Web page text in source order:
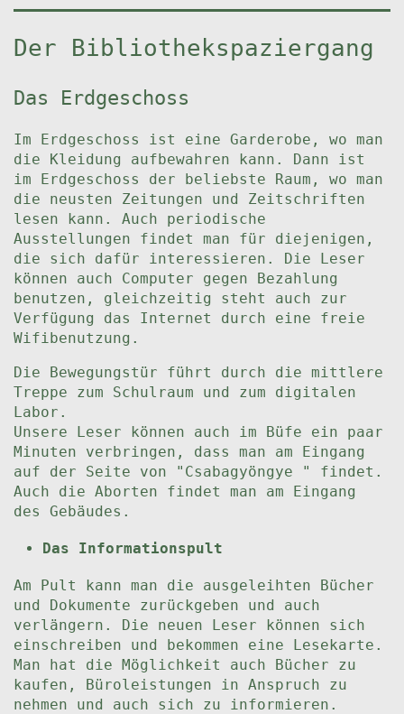
Der Bibliothekspaziergang
Das Erdgeschoss
Im Erdgeschoss ist eine Garderobe, wo man
die Kleidung aufbewahren kann. Dann ist
im Erdgeschoss der beliebste Raum, wo man
die neusten Zeitungen und Zeitschriften
lesen kann. Auch periodische
Ausstellungen findet man für diejenigen,
die sich dafür interessieren. Die Leser
können auch Computer gegen Bezahlung
benutzen, gleichzeitig steht auch zur
Verfügung das Internet durch eine freie
Wifibenutzung.
Die Bewegungstür führt durch die mittlere
Treppe zum Schulraum und zum digitalen
Labor.
Unsere Leser können auch im Büfe ein paar
Minuten verbringen, dass man am Eingang
auf der Seite von "Csabagyöngye " findet.
Auch die Aborten findet man am Eingang
des Gebäudes.
Das Informationspult
Am Pult kann man die ausgeleihten Bücher
und Dokumente zurückgeben und auch
verlängern. Die neuen Leser können sich
einschreiben und bekommen eine Lesekarte.
Man hat die Möglichkeit auch Bücher zu
kaufen, Büroleistungen in Anspruch zu
nehmen und auch sich zu informieren.